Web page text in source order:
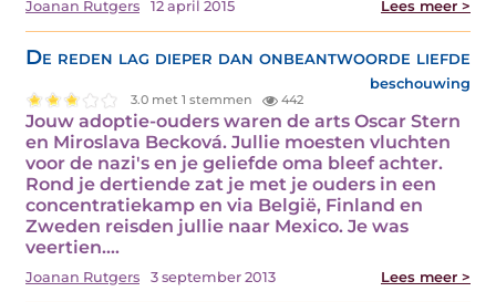
Joanan Rutgers 12 april 2015 Lees meer >
De reden lag dieper dan onbeantwoorde liefde
beschouwing
3.0 met 1 stemmen 442
Jouw adoptie-ouders waren de arts Oscar Stern
en Miroslava Becková. Jullie moesten vluchten
voor de nazi's en je geliefde oma bleef achter.
Rond je dertiende zat je met je ouders in een
concentratiekamp en via België, Finland en
Zweden reisden jullie naar Mexico. Je was
veertien.…
Joanan Rutgers 3 september 2013 Lees meer >